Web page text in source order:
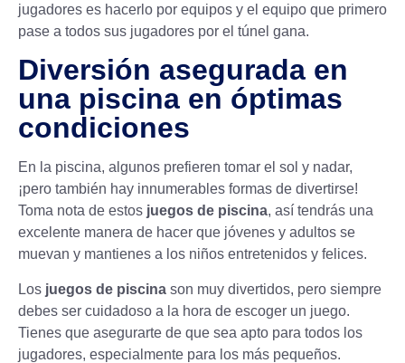
jugadores es hacerlo por equipos y el equipo que primero
pase a todos sus jugadores por el túnel gana.
Diversión asegurada en
una piscina en óptimas
condiciones
En la piscina, algunos prefieren tomar el sol y nadar,
¡pero también hay innumerables formas de divertirse!
Toma nota de estos juegos de piscina, así tendrás una
excelente manera de hacer que jóvenes y adultos se
muevan y mantienes a los niños entretenidos y felices.
Los juegos de piscina son muy divertidos, pero siempre
debes ser cuidadoso a la hora de escoger un juego.
Tienes que asegurarte de que sea apto para todos los
jugadores, especialmente para los más pequeños.